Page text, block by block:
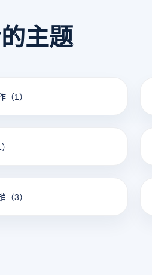
主题
（1）
（3）